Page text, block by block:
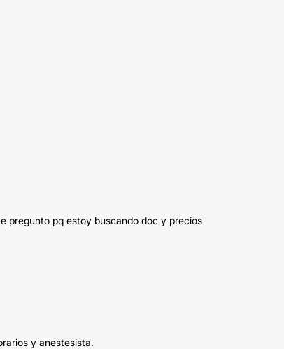
pregunto pq estoy buscando doc y precios
y anestesista.